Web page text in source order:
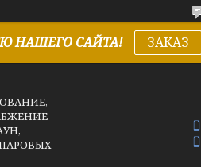
НАШЕГО САЙТА! ЗАКАЗ